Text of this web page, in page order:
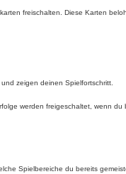
freischalten. Diese Karten
zeigen deinen Spielfortschritt.
werden freigeschaltet, wenn
Spielbereiche du bereits